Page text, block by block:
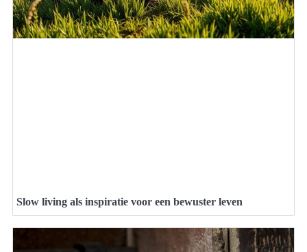
Slow living als inspiratie voor een bewuster leven